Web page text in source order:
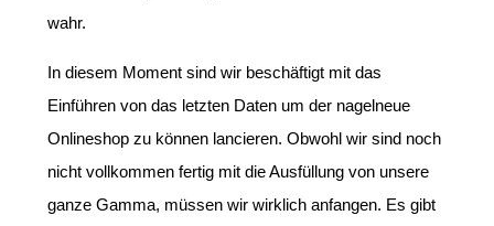
wahr.
In diesem Moment sind wir beschäftigt mit das
Einführen von das letzten Daten um der nagelneue
Onlineshop zu können lancieren. Obwohl wir sind noch
nicht vollkommen fertig mit die Ausfüllung von unsere
ganze Gamma, müssen wir wirklich anfangen. Es gibt